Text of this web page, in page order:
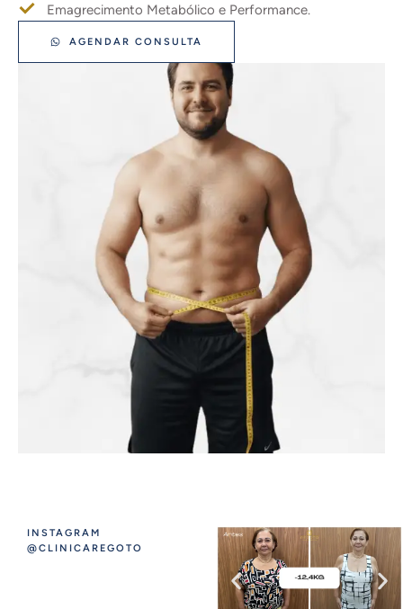
Emagrecimento Metabólico e Performance.
AGENDAR CONSULTA
INSTAGRAM
@CLINICAREGOTO